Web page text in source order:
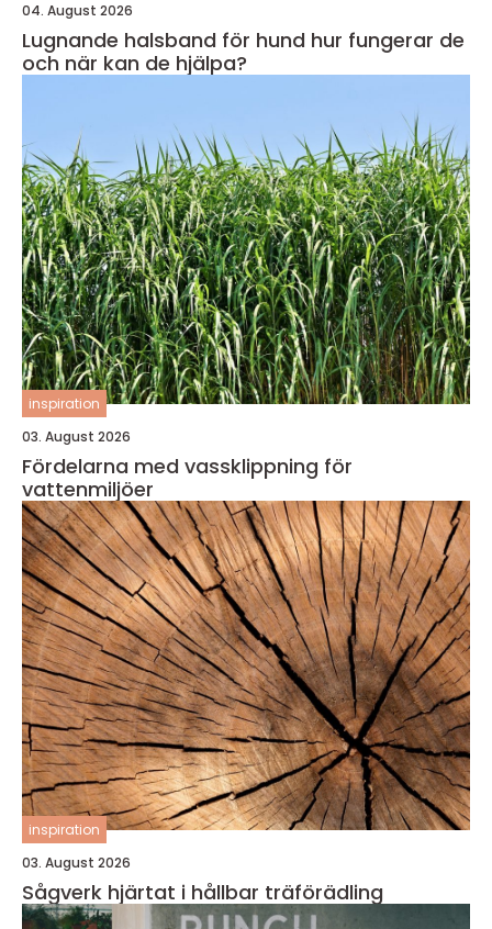
04. August 2026
Lugnande halsband för hund hur fungerar de
och när kan de hjälpa?
inspiration
03. August 2026
Fördelarna med vassklippning för
vattenmiljöer
inspiration
03. August 2026
Sågverk hjärtat i hållbar träförädling